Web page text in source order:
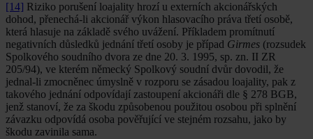
[14] Riziko porušení loajality hrozí u externích akcionářských
dohod, přenechá-li akcionář výkon hlasovacího práva třetí osobě,
která hlasuje na základě svého uvážení. Příkladem promítnutí
negativních důsledků jednání třetí osoby je případ Girmes (rozsudek
Spolkového soudního dvora ze dne 20. 3. 1995, sp. zn. II ZR
205/94), ve kterém německý Spolkový soudní dvůr dovodil, že
jednal-li zmocněnec úmyslně v rozporu se zásadou loajality, pak z
takového jednání odpovídají zastoupení akcionáři dle § 278 BGB,
jenž stanoví, že za škodu způsobenou použitou osobou při splnění
závazku odpovídá osoba pověřující ve stejném rozsahu, jako by
škodu zavinila sama.